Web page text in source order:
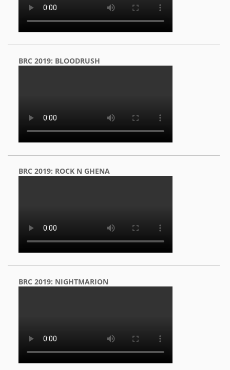
BRC 2019: BLOODRUSH
BRC 2019: ROCK N GHENA
BRC 2019: NIGHTMARION